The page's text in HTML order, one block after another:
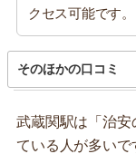
クセス可能です。
そのほかの口コミ
武蔵関駅は「治安
ている人が多い